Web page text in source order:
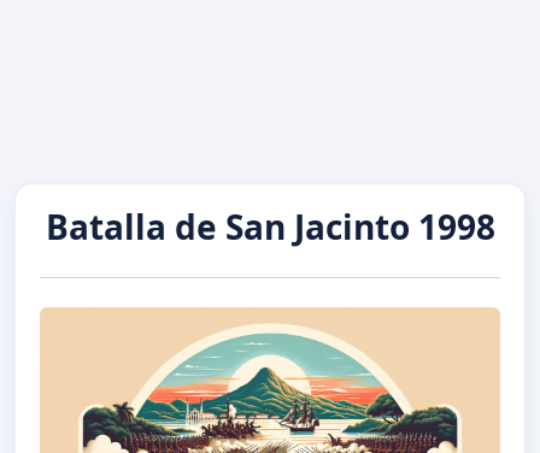
Batalla de San Jacinto 1998